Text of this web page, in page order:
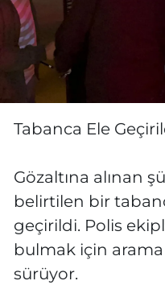
Tabanca Ele
Gözaltına alınan
belirtilen bir
geçirildi. Polis
bulmak için
sürüyor.